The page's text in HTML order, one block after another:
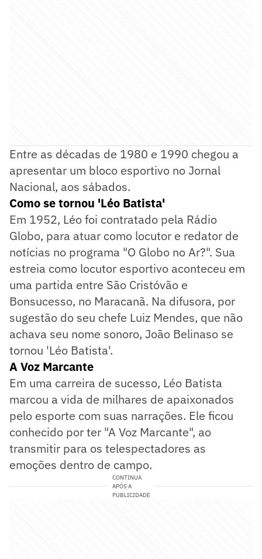
Entre as décadas de 1980 e 1990 chegou a
apresentar um bloco esportivo no Jornal
Nacional, aos sábados.
Como se tornou 'Léo Batista'
Em 1952, Léo foi contratado pela Rádio
Globo, para atuar como locutor e redator de
notícias no programa "O Globo no Ar?". Sua
estreia como locutor esportivo aconteceu em
uma partida entre São Cristóvão e
Bonsucesso, no Maracanã. Na difusora, por
sugestão do seu chefe Luiz Mendes, que não
achava seu nome sonoro, João Belinaso se
tornou 'Léo Batista'.
A Voz Marcante
Em uma carreira de sucesso, Léo Batista
marcou a vida de milhares de apaixonados
pelo esporte com suas narrações. Ele ficou
conhecido por ter "A Voz Marcante", ao
transmitir para os telespectadores as
emoções dentro de campo.
CONTINUA
APÓS A
PUBLICIDADE